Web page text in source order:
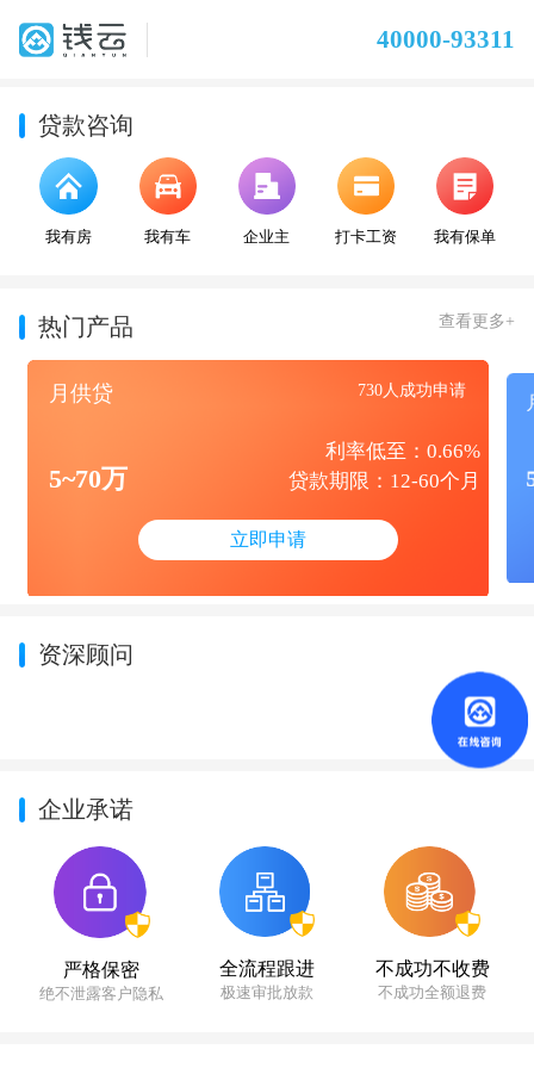
40000-93311
贷款咨询
我有房 我有车 企业主 打卡工资 我有保单
热门产品 查看更多+
月供贷 730人成功申请
5~70万
利率低至：0.66%
贷款期限：12-60个月
立即申请
资深顾问
企业承诺
严格保密
绝不泄露客户隐私
全流程跟进
极速审批放款
不成功不收费
不成功全额退费